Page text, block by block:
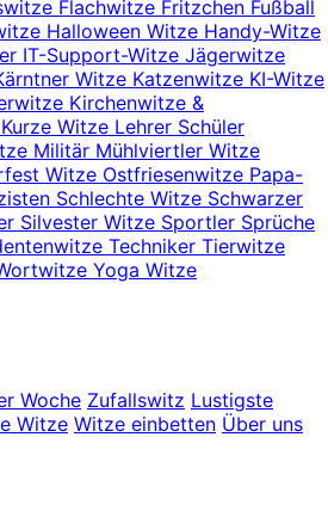
Flachwitze Fritzchen Fußball
Halloween Witze Handy-Witze
IT-Support-Witze Jägerwitze
Witze Katzenwitze KI-Witze
Kirchenwitze &
Kurze Witze Lehrer Schüler
Militär Mühlviertler Witze
Witze Ostfriesenwitze Papa-
Schlechte Witze Schwarzer
Silvester Witze Sportler Sprüche
Techniker Tierwitze
Yoga Witze
Woche Zufallswitz Lustigste
Witze Witze einbetten Über uns